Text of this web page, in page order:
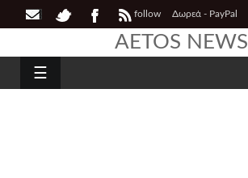
follow Δωρεά - PayPal
AETOS NEWS
☰